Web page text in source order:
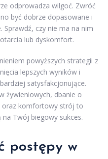
odprowadza wilgoć. Zwróć
być dobrze dopasowane i
Sprawdź, czy nie ma na nim
lub dyskomfort.
powyższych strategii z
lepszych wyników i
satysfakcjonujące.
żywieniowych, dbanie o
oraz komfortowy strój to
Twój biegowy sukces.
postępy w